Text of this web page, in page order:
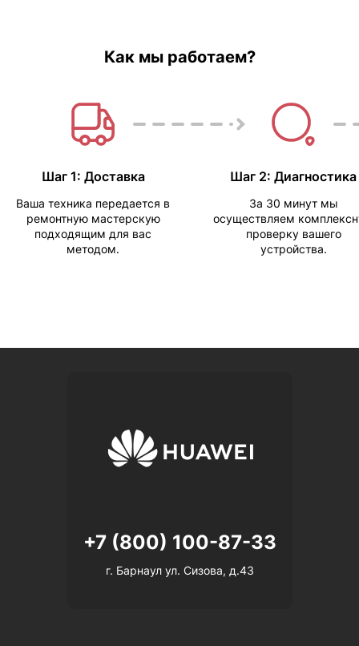
Как мы работаем?
Шаг 1: Доставка
Ваша техника передается в
ремонтную мастерскую
подходящим для вас
методом.
Шаг 2: Диагностика
За 30 минут мы
осуществляем
проверку вашего
устройства.
+7 (800) 100-87-33
г. Барнаул ул. Сизова, д.43